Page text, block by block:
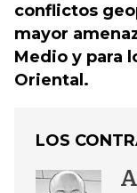
conflictos
mayor
Medio y para
Oriental.
LOS